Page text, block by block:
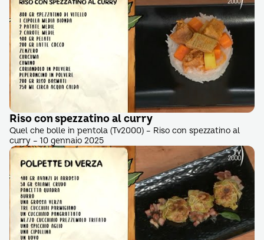
Riso con spezzatino al curry
Quel che bolle in pentola (Tv2000) – Riso con spezzatino al
curry – 10 gennaio 2025